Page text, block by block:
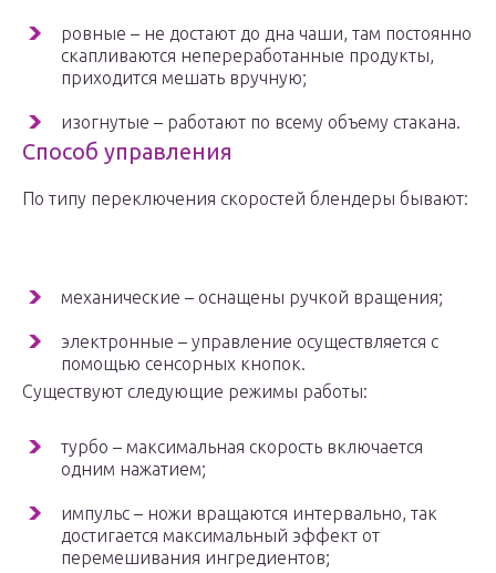
ровные – не достают до дна чаши, там постоянно
скапливаются непереработанные продукты,
приходится мешать вручную;
изогнутые – работают по всему объему стакана.
Способ управления
По типу переключения скоростей блендеры бывают:
механические – оснащены ручкой вращения;
электронные – управление осуществляется с
помощью сенсорных кнопок.
Существуют следующие режимы работы:
турбо – максимальная скорость включается
одним нажатием;
импульс – ножи вращаются интервально, так
достигается максимальный эффект от
перемешивания ингредиентов;